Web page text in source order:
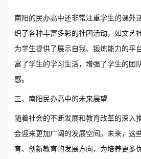
南阳的民办高中还非常注重学生的课外
织了各种丰富多彩的社团活动，如文艺
为学生提供了展示自我、锻炼能力的平
富了学生的学习生活，增强了学生的团
感。
三、南阳民办高中的未来展望
随着社会的不断发展和教育改革的深入
会迎来更加广阔的发展空间。未来，这
育、创新教育的发展方向，为培养更多